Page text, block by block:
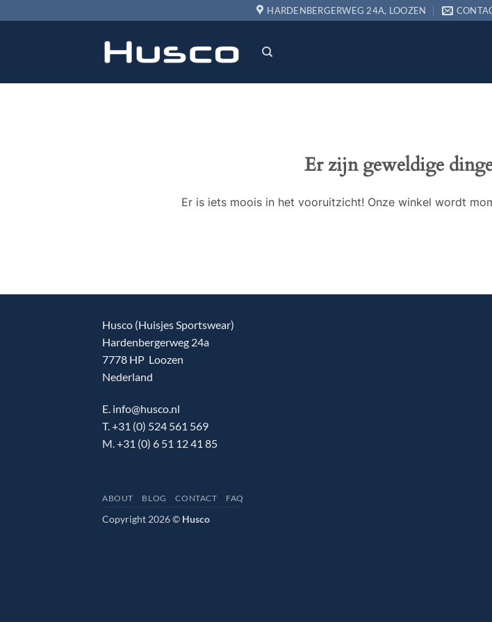
naar
HARDENBERGERWEG 24A, LOOZEN
Er zijn geweldige
Er is iets moois in het vooruitzicht! Onze winkel wordt
Husco (Huisjes Sportswear)
Hardenbergerweg 24a
7778 HP Loozen
Nederland
E. info@husco.nl
T. +31 (0) 524 561 569
M. +31 (0) 6 51 12 41 85
ABOUT BLOG CONTACT FAQ
Copyright 2026 © Husco